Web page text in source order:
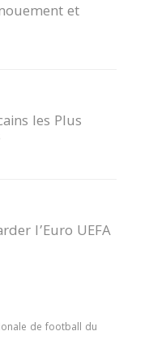
et
les Plus
l’Euro UEFA
sur la Coupe
de football du